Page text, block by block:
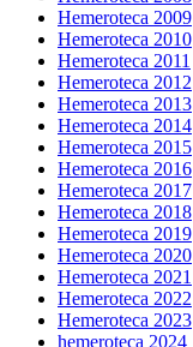
Hemeroteca 2009
Hemeroteca 2010
Hemeroteca 2011
Hemeroteca 2012
Hemeroteca 2013
Hemeroteca 2014
Hemeroteca 2015
Hemeroteca 2016
Hemeroteca 2017
Hemeroteca 2018
Hemeroteca 2019
Hemeroteca 2020
Hemeroteca 2021
Hemeroteca 2022
Hemeroteca 2023
hemeroteca 2024